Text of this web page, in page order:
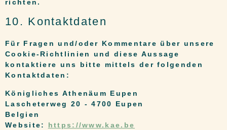
richten.
10. Kontaktdaten
Für Fragen und/oder Kommentare über unsere
Cookie-Richtlinien und diese Aussage
kontaktiere uns bitte mittels der folgenden
Kontaktdaten:
Königliches Athenäum Eupen
Lascheterweg 20 - 4700 Eupen
Belgien
Website: https://www.kae.be